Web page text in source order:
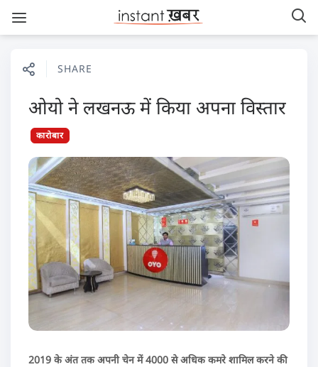
SHARE
ओयो ने लखनऊ में किया अपना विस्तार
कारोबार
2019 के अंत तक अपनी चेन में 4000 से अधिक कमरे शामिल करने की